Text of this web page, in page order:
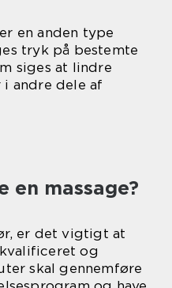
en anden type
tryk på bestemte
siges at lindre
andre dele af
en massage?
er det vigtigt at
og
skal gennemføre